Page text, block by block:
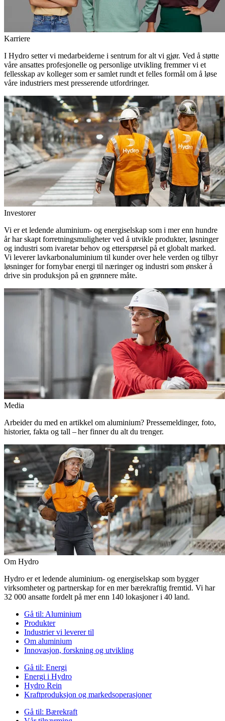
Karriere
I Hydro setter vi medarbeiderne i sentrum for alt vi gjør. Ved å støtte
våre ansattes profesjonelle og personlige utvikling fremmer vi et
fellesskap av kolleger som er samlet rundt et felles formål om å løse
våre industriers mest presserende utfordringer.
Investorer
Vi er et ledende aluminium- og energiselskap som i mer enn hundre
år har skapt forretningsmuligheter ved å utvikle produkter, løsninger
og industri som ivaretar behov og etterspørsel på et globalt marked.
Vi leverer lavkarbonaluminium til kunder over hele verden og tilbyr
løsninger for fornybar energi til næringer og industri som ønsker å
drive sin produksjon på en grønnere måte.
Media
Arbeider du med en artikkel om aluminium? Pressemeldinger, foto,
historier, fakta og tall – her finner du alt du trenger.
Om Hydro
Hydro er et ledende aluminium- og energiselskap som bygger
virksomheter og partnerskap for en mer bærekraftig fremtid. Vi har
32 000 ansatte fordelt på mer enn 140 lokasjoner i 40 land.
Gå til: Aluminium
Produkter
Industrier vi leverer til
Om aluminium
Innovasjon, forskning og utvikling
Gå til: Energi
Energi i Hydro
Hydro Rein
Kraftproduksjon og markedsoperasjoner
Gå til: Bærekraft